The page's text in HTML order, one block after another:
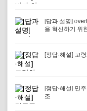
[답과 설명]
을 혁신하기 위
[정답·해설] 고
[정답·해설] 민
조